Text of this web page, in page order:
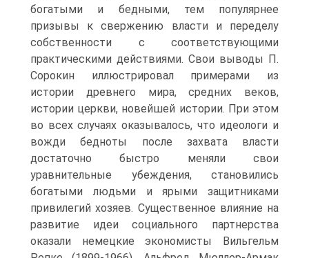
богатыми и бедными, тем популярнее
призывы к свержению власти и переделу
собственности с соответствующими
практическими действиями. Свои выводы П.
Сорокин иллюстрировал примерами из
истории древнего мира, средних веков,
истории церкви, новейшей истории. При этом
во всех случаях оказывалось, что идеологи и
вожди бедноты после захвата власти
достаточно быстро меняли свои
уравнительные убеждения, становились
богатыми людьми и ярыми защитниками
привилегий хозяев. Существенное влияние на
развитие идеи социального партнерства
оказали немецкие экономисты Вильгельм